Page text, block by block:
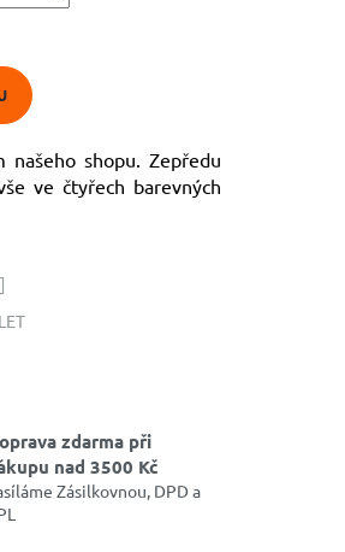
našeho shopu. Zepředu
ve čtyřech barevných
zdarma při
nad 3500 Kč
Zásilkovnou, DPD a